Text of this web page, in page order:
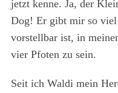
jetzt kenne. Ja, der
Dog! Er gibt mir so viel
vorstellbar ist, in
vier Pfoten zu sein.
Seit ich Waldi mein